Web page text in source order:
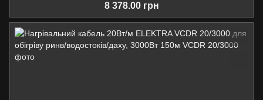
8 378.00 грн